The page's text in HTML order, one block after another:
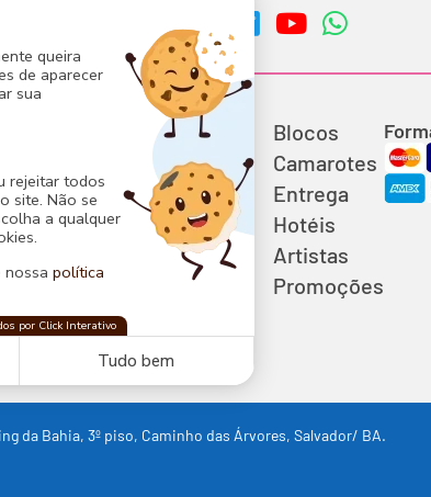
de Atendimento
e Privacidade
Frequentes
Blocos
Camarotes
Entrega
Hotéis
Artistas
Promoções
da Bahia, 3º piso, Caminho das Árvores, Salvador/ BA.
queira
de aparecer
sua
rejeitar todos
site. Não se
a qualquer
nossa política
por Click Interativo
Interativopara proteger sua
Tudo bem